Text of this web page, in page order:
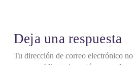
Deja una respuesta
Tu dirección de correo electrónico